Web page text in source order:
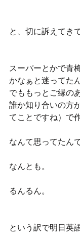
と、切に訴えてきて
スーパーとかで青
かなぁと迷ってた
でももっとご縁の
誰か知り合いの方
てことですね）で
なんて思ってたん
なんとも。
るんるん。
という訳で明日英